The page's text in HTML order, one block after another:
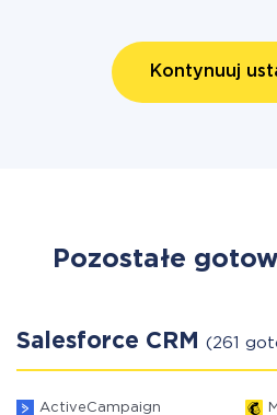
Kontynuuj
Pozostałe
Salesforce CRM (261
ActiveCampaign